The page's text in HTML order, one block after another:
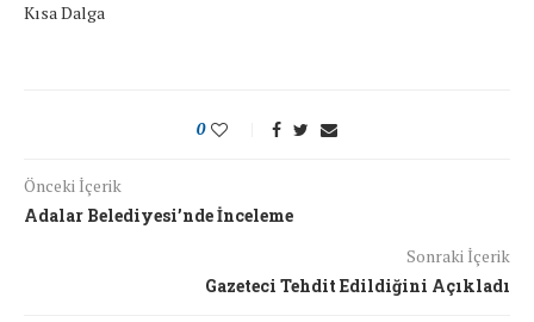
Kısa Dalga
0
Önceki İçerik
Adalar Belediyesi’nde İnceleme
Sonraki İçerik
Gazeteci Tehdit Edildiğini Açıkladı